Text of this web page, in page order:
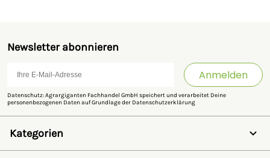
Newsletter abonnieren
Anmelden
Datenschutz: Agrargiganten Fachhandel GmbH speichert und verarbeitet Deine
personenbezogenen Daten auf Grundlage der Datenschutzerklärung
Kategorien